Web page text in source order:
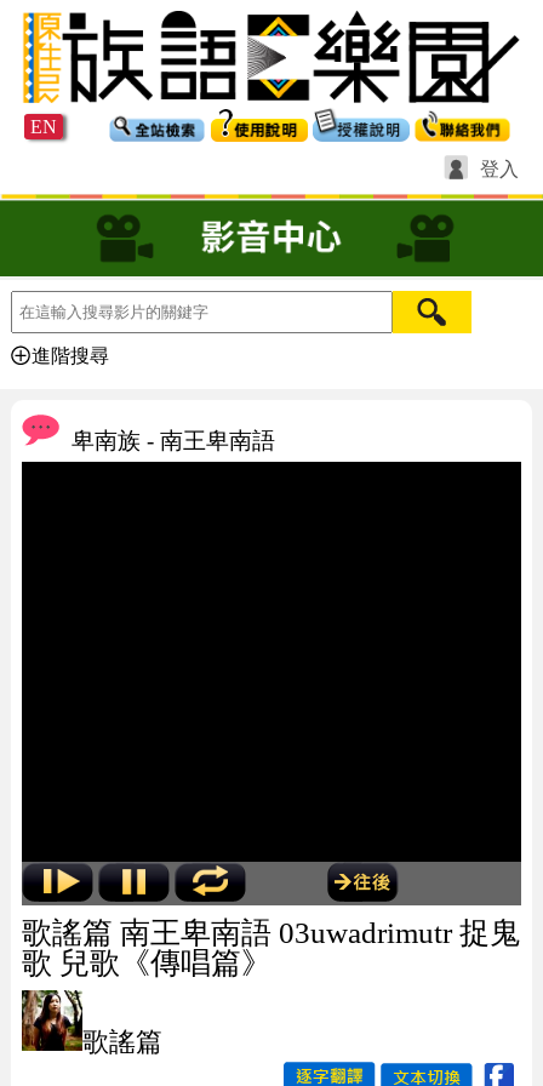
EN
登入
進階搜尋
卑南族 - 南王卑南語
歌謠篇 南王卑南語 03uwadrimutr 捉鬼
歌 兒歌《傳唱篇》
歌謠篇